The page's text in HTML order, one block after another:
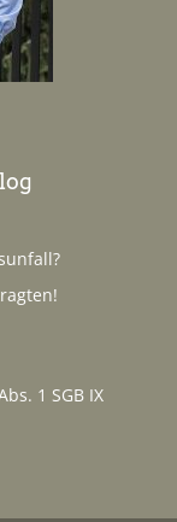
1 SGB IX